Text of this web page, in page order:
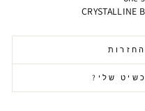
CRYSTALLINE
שלי?